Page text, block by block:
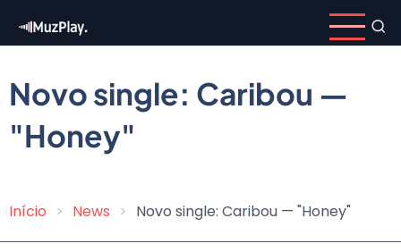
para
conteúdo
principal
Novo single: Caribou —
"Honey"
Trilha
Início News Novo single: Caribou — "Honey"